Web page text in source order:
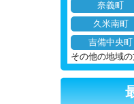
奈義町
久米南町
吉備中央町
その他の地域